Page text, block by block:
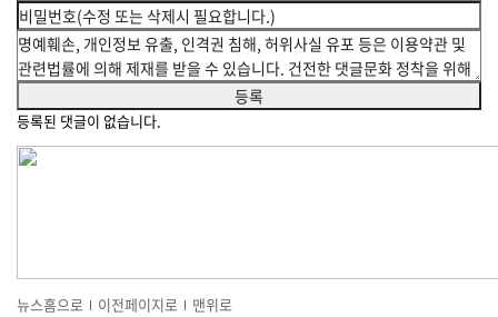
등록된 댓글이 없습니다.
뉴스홈으로 이전페이지로 맨위로